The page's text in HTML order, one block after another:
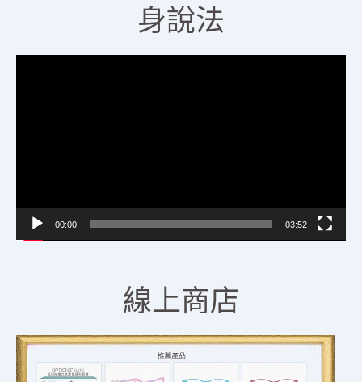
身說法
00:00 03:52
線上商店